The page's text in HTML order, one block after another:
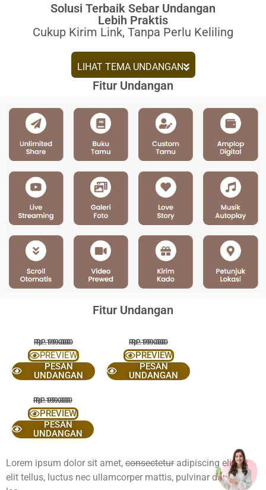
Solusi Terbaik Sebar Undangan
Lebih Praktis
Cukup Kirim Link, Tanpa Perlu Keliling
LIHAT TEMA UNDANGAN
Fitur Undangan
Fitur Undangan
RP. 99.000
Rp. 199.000
PREVIEW
PESAN
UNDANGAN
RP. 99.000
Rp. 199.000
PREVIEW
PESAN
UNDANGAN
RP. 99.000
Rp. 199.000
PREVIEW
PESAN
UNDANGAN
Lorem ipsum dolor sit amet, consectetur adipiscing elit. Ut
elit tellus, luctus nec ullamcorper mattis, pulvinar dapibus